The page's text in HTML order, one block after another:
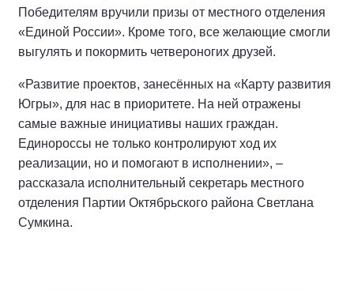
Победителям вручили призы от местного отделения
«Единой России». Кроме того, все желающие смогли
выгулять и покормить четвероногих друзей.
«Развитие проектов, занесённых на «Карту развития
Югры», для нас в приоритете. На ней отражены
самые важные инициативы наших граждан.
Единороссы не только контролируют ход их
реализации, но и помогают в исполнении», –
рассказала исполнительный секретарь местного
отделения Партии Октябрьского района Светлана
Сумкина.